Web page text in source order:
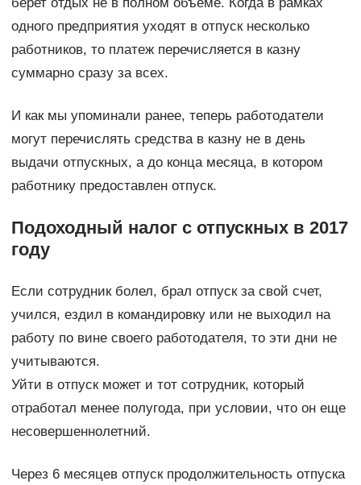
берет отдых не в полном объеме. Когда в рамках
одного предприятия уходят в отпуск несколько
работников, то платеж перечисляется в казну
суммарно сразу за всех.
И как мы упоминали ранее, теперь работодатели
могут перечислять средства в казну не в день
выдачи отпускных, а до конца месяца, в котором
работнику предоставлен отпуск.
Подоходный налог с отпускных в 2017
году
Если сотрудник болел, брал отпуск за свой счет,
учился, ездил в командировку или не выходил на
работу по вине своего работодателя, то эти дни не
учитываются.
Уйти в отпуск может и тот сотрудник, который
отработал менее полугода, при условии, что он еще
несовершеннолетний.
Через 6 месяцев отпуск продолжительность отпуска